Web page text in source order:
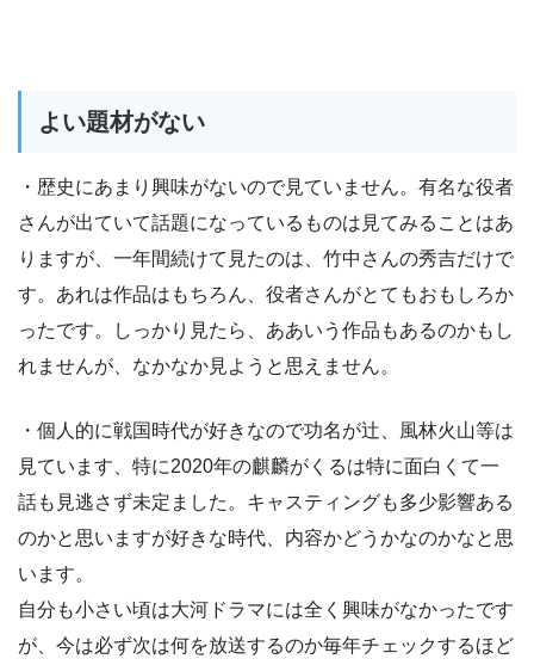
よい題材がない
・歴史にあまり興味がないので見ていません。有名な役者
さんが出ていて話題になっているものは見てみることはあ
りますが、一年間続けて見たのは、竹中さんの秀吉だけで
す。あれは作品はもちろん、役者さんがとてもおもしろか
ったです。しっかり見たら、ああいう作品もあるのかもし
れませんが、なかなか見ようと思えません。
・個人的に戦国時代が好きなので功名が辻、風林火山等は
見ています、特に2020年の麒麟がくるは特に面白くて一
話も見逃さず未定ました。キャスティングも多少影響ある
のかと思いますが好きな時代、内容かどうかなのかなと思
います。
自分も小さい頃は大河ドラマには全く興味がなかったです
が、今は必ず次は何を放送するのか毎年チェックするほど